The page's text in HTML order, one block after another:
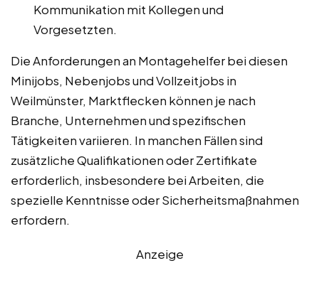
Kommunikation mit Kollegen und
Vorgesetzten.
Die Anforderungen an Montagehelfer bei diesen
Minijobs, Nebenjobs und Vollzeitjobs in
Weilmünster, Marktflecken können je nach
Branche, Unternehmen und spezifischen
Tätigkeiten variieren. In manchen Fällen sind
zusätzliche Qualifikationen oder Zertifikate
erforderlich, insbesondere bei Arbeiten, die
spezielle Kenntnisse oder Sicherheitsmaßnahmen
erfordern.
Anzeige